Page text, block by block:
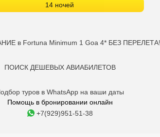
14 ночей
в Fortuna Minimum 1 Goa 4* БЕЗ ПЕРЕЛЕТА!
ПОИСК ДЕШЕВЫХ АВИАБИЛЕТОВ
туров в WhatsApp на ваши даты
Помощь в бронировании онлайн
+7(929)951-51-38